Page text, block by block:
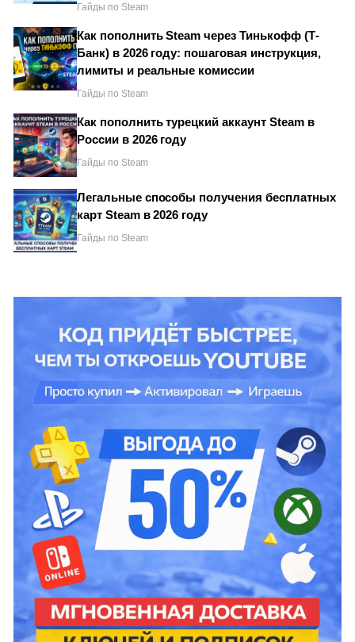
Гайды по Steam
Как пополнить Steam через Тинькофф (Т-
Банк) в 2026 году: пошаговая инструкция,
лимиты и реальные комиссии
Гайды по Steam
Как пополнить турецкий аккаунт Steam в
России в 2026 году
Гайды по Steam
Легальные способы получения бесплатных
карт Steam в 2026 году
Гайды по Steam